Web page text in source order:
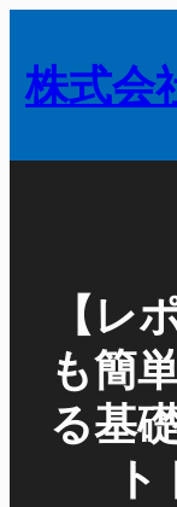
を
キ
株式会
【レ
も簡
る基